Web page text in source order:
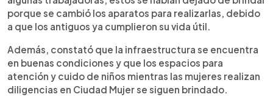
porque se cambió los aparatos para realizarlas, debido
a que los antiguos ya cumplieron su vida útil.
Además, constató que la infraestructura se encuentra
en buenas condiciones y que los espacios para
atención y cuido de niños mientras las mujeres realizan
diligencias en Ciudad Mujer se siguen brindado.